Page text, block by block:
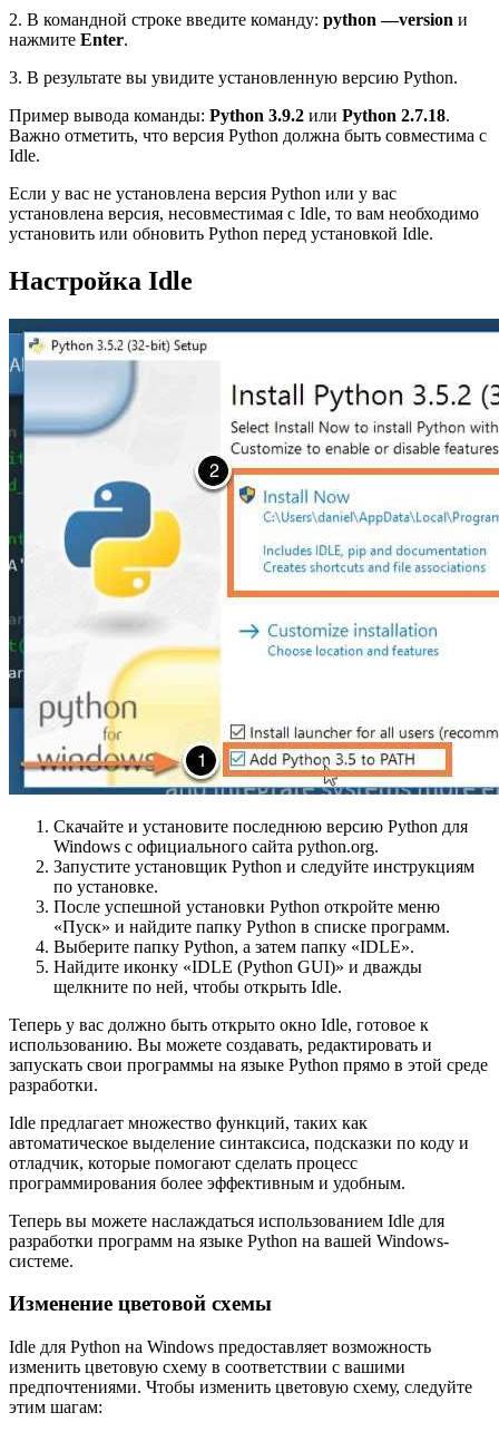
2. В командной строке введите команду: python —version и
нажмите Enter.
3. В результате вы увидите установленную версию Python.
Пример вывода команды: Python 3.9.2 или Python 2.7.18.
Важно отметить, что версия Python должна быть совместима с
Idle.
Если у вас не установлена версия Python или у вас
установлена версия, несовместимая с Idle, то вам необходимо
установить или обновить Python перед установкой Idle.
Настройка Idle
Скачайте и установите последнюю версию Python для
Windows с официального сайта python.org.
Запустите установщик Python и следуйте инструкциям
по установке.
После успешной установки Python откройте меню
«Пуск» и найдите папку Python в списке программ.
Выберите папку Python, а затем папку «IDLE».
Найдите иконку «IDLE (Python GUI)» и дважды
щелкните по ней, чтобы открыть Idle.
Теперь у вас должно быть открыто окно Idle, готовое к
использованию. Вы можете создавать, редактировать и
запускать свои программы на языке Python прямо в этой среде
разработки.
Idle предлагает множество функций, таких как
автоматическое выделение синтаксиса, подсказки по коду и
отладчик, которые помогают сделать процесс
программирования более эффективным и удобным.
Теперь вы можете наслаждаться использованием Idle для
разработки программ на языке Python на вашей Windows-
системе.
Изменение цветовой схемы
Idle для Python на Windows предоставляет возможность
изменить цветовую схему в соответствии с вашими
предпочтениями. Чтобы изменить цветовую схему, следуйте
этим шагам: